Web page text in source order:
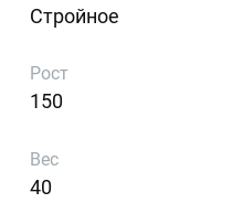
Стройное
Рост
150
Вес
40